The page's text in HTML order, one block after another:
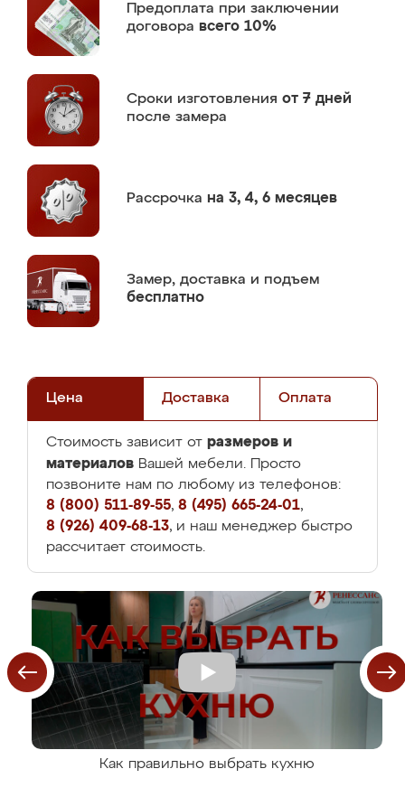
Предоплата при заключении
договора всего 10%
Сроки изготовления от 7 дней
после замера
Рассрочка на 3, 4, 6 месяцев
Замер, доставка и подъем
бесплатно
Цена Доставка Оплата
Стоимость зависит от размеров и
материалов Вашей мебели. Просто
позвоните нам по любому из телефонов:
8 (800) 511-89-55, 8 (495) 665-24-01,
8 (926) 409-68-13, и наш менеджер быстро
рассчитает стоимость.
Как правильно выбрать кухню